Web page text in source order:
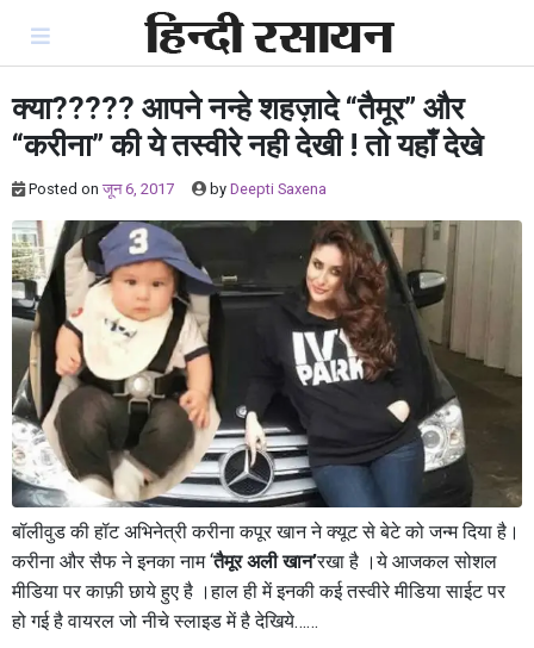
content
क्या????? आपने नन्हे शहज़ादे “तैमूर” और
“करीना” की ये तस्वीरे नही देखी ! तो यहाँ देखे
Posted on जून 6, 2017 by Deepti Saxena
बॉलीवुड की हॉट अभिनेत्री करीना कपूर खान ने क्यूट से बेटे को जन्म दिया है।
करीना और सैफ ने इनका नाम ‘तैमूर अली खान’रखा है ।ये आजकल सोशल
मीडिया पर काफ़ी छाये हुए है ।हाल ही में इनकी कई तस्वीरे मीडिया साईट पर
हो गई है वायरल जो नीचे स्लाइड में है देखिये……